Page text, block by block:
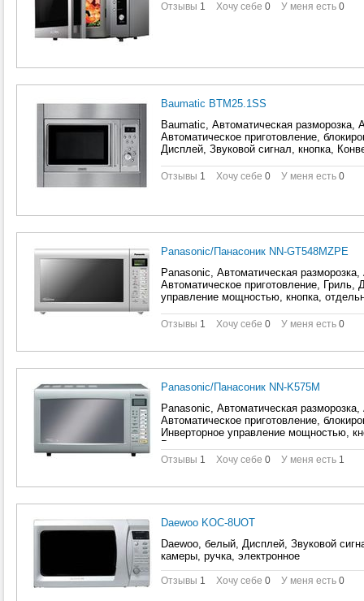
Отзывы 1 Хочу себе 0 У меня есть 0
Baumatic BTM25.1SS
Baumatic, Автоматическая разморозка,
Автоматическое приготовление,
Дисплей, Звуковой сигнал, кнопка,
Отзывы 1 Хочу себе 0 У меня есть 0
Panasonic/Панасоник NN-GT548MZPE
Panasonic, Автоматическая разморозка,
Автоматическое приготовление, Гриль,
управление мощностью, кнопка,
Отзывы 1 Хочу себе 0 У меня есть 0
Panasonic/Панасоник NN-K575M
Panasonic, Автоматическая разморозка,
Автоматическое приготовление,
Инверторное управление мощностью,
Режим разморозки, электронное
Отзывы 1 Хочу себе 0 У меня есть 1
Daewoo KOC-8UOT
Daewoo, белый, Дисплей, Звуковой
камеры, ручка, электронное
Отзывы 1 Хочу себе 0 У меня есть 0